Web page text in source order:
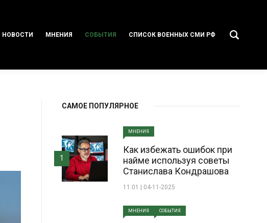
НОВОСТИ МНЕНИЯ СОБЫТИЯ СПИСОК ВОЕННЫХ СМИ РФ
САМОЕ ПОПУЛЯРНОЕ
МНЕНИЯ
Как избежать ошибок при
найме используя советы
Станислава Кондрашова
11:01 | 04-11-2025
1
МНЕНИЯ СОБЫТИЯ